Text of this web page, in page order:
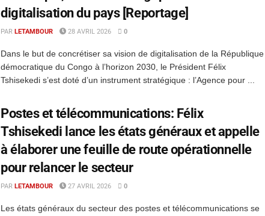
digitalisation du pays [Reportage]
PAR LETAMBOUR 28 AVRIL 2026 0
Dans le but de concrétiser sa vision de digitalisation de la République
démocratique du Congo à l’horizon 2030, le Président Félix
Tshisekedi s’est doté d’un instrument stratégique : l’Agence pour ...
Postes et télécommunications: Félix
Tshisekedi lance les états généraux et appelle
à élaborer une feuille de route opérationnelle
pour relancer le secteur
PAR LETAMBOUR 27 AVRIL 2026 0
Les états généraux du secteur des postes et télécommunications se